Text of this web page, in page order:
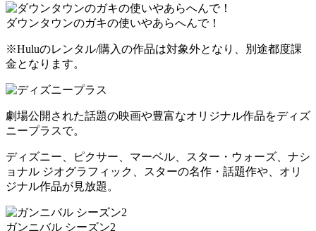
ダウンタウンのガキの使いやあらへんで！
※Huluのレンタル/購入の作品は対象外となり、別途都度課
金となります。
劇場公開された話題の映画や豊富なオリジナル作品をディズ
ニープラスで。
ディズニー、ピクサー、マーベル、スター・ウォーズ、ナシ
ョナル ジオグラフィック、スターの名作・話題作や、オリ
ジナル作品が見放題。
ガンニバル シーズン2